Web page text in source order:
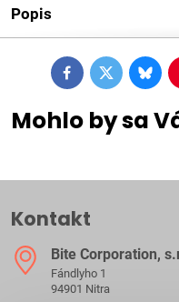
Popis
FacebookTwitter
Mohlo by sa
Kontakt
Bite Corporation,
Fándlyho 1
94901 Nitra